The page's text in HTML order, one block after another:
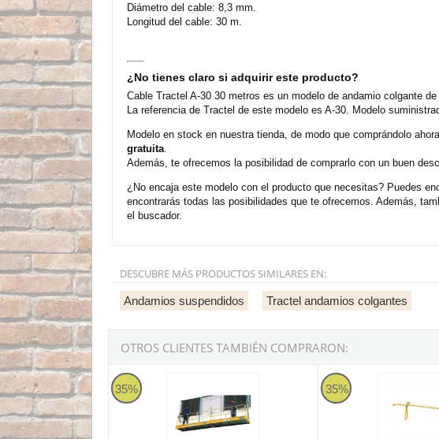
Diámetro del cable: 8,3 mm.
Longitud del cable: 30 m.
¿No tienes claro si adquirir este producto?
Cable Tractel A-30 30 metros es un modelo de andamio colgante
La referencia de Tractel de este modelo es A-30. Modelo
Modelo en stock en nuestra tienda, de modo que comprándolo
gratuita
Además, te ofrecemos la posibilidad de comprarlo con un buen
¿No encaja este modelo con el producto que necesitas? Puedes
encontrarás todas las posibilidades que te ofrecemos. Además,
el buscador.
DESCUBRE MÁS PRODUCTOS SIMILARES EN:
Andamios suspendidos Tractel andamios colgantes
OTROS CLIENTES TAMBIÉN COMPRARON:
35%
Plataforma Andamio Tractel 2'65 metros
35%
Pescante con caballete